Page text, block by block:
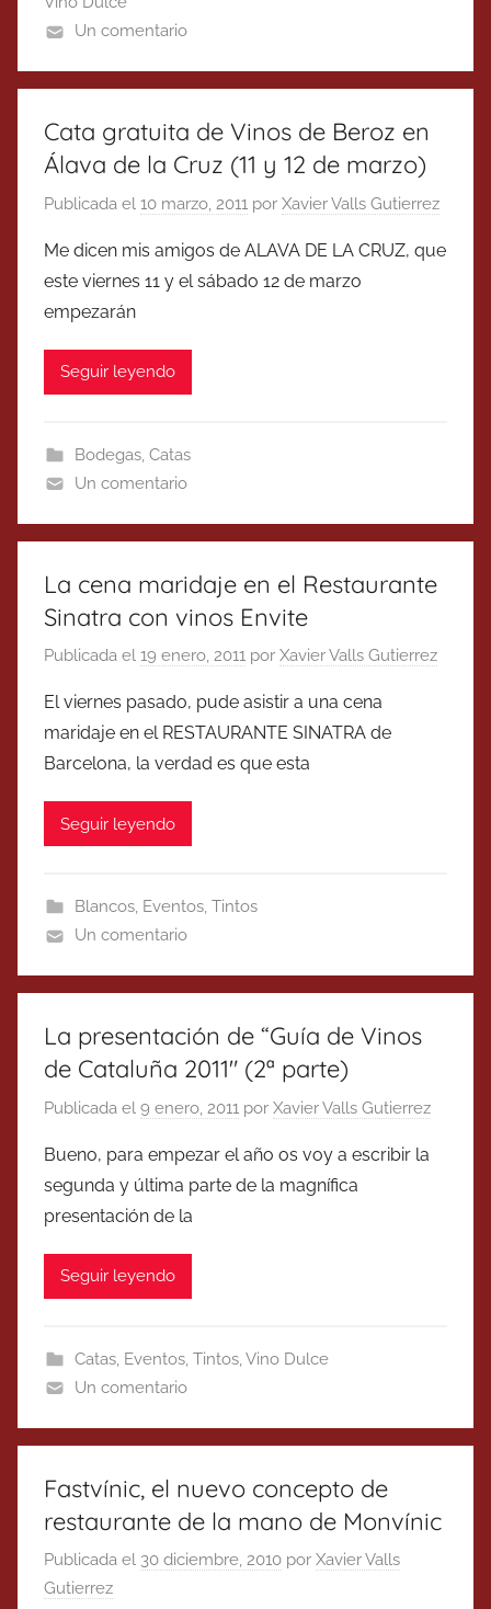
Un comentario
Cata gratuita de Vinos de Beroz en
Álava de la Cruz (11 y 12 de marzo)
Publicada el 10 marzo, 2011 por Xavier Valls Gutierrez
Me dicen mis amigos de ALAVA DE LA CRUZ, que
este viernes 11 y el sábado 12 de marzo
empezarán
Seguir leyendo
Bodegas, Catas
Un comentario
La cena maridaje en el Restaurante
Sinatra con vinos Envite
Publicada el 19 enero, 2011 por Xavier Valls Gutierrez
El viernes pasado, pude asistir a una cena
maridaje en el RESTAURANTE SINATRA de
Barcelona, la verdad es que esta
Seguir leyendo
Blancos, Eventos, Tintos
Un comentario
La presentación de “Guía de Vinos
de Cataluña 2011″ (2ª parte)
Publicada el 9 enero, 2011 por Xavier Valls Gutierrez
Bueno, para empezar el año os voy a escribir la
segunda y última parte de la magnífica
presentación de la
Seguir leyendo
Catas, Eventos, Tintos,Vino Dulce
Un comentario
Fastvínic, el nuevo concepto de
restaurante de la mano de Monvínic
Publicada el 30 diciembre, 2010 por Xavier Valls
Gutierrez